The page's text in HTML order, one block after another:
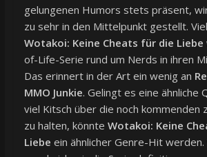
gelungenen Humors stets präsent,
zu sehr in den Mittelpunkt gestellt.
Wotakoi: Keine Cheats für die Liebe
of-Life-Serie rund um Nerds in ihren
Das erinnert in der Art ein wenig an
MMO Junkie. Gelingt es eine ähnliche
viel Kitsch über die noch kommenden
zu halten, könnte Wotakoi: Keine
Liebe ein ähnlicher Genre-Hit